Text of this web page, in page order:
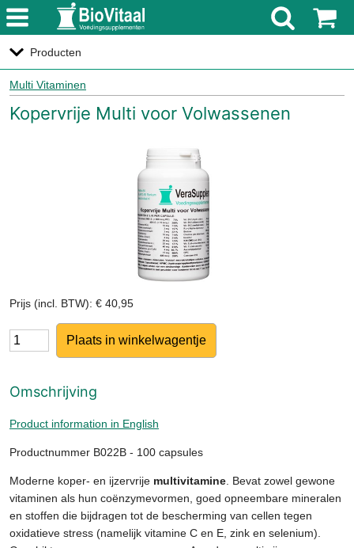
Producten
Multi Vitaminen
Kopervrije Multi voor Volwassenen
Prijs (incl. BTW): € 40,95
Aantal
Omschrijving
Product information in English
Productnummer B022B - 100 capsules
Moderne koper- en ijzervrije multivitamine . Bevat zowel gewone
vitaminen als hun coënzymevormen, goed opneembare mineralen
en stoffen die bijdragen tot de bescherming van cellen tegen
oxidatieve stress (namelijk vitamine C en E, zink en selenium).